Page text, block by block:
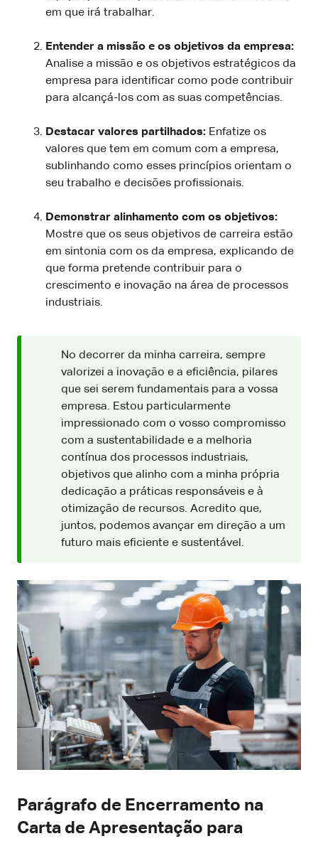
em que irá trabalhar.
Entender a missão e os objetivos da empresa:
Analise a missão e os objetivos estratégicos da
empresa para identificar como pode contribuir
para alcançá-los com as suas competências.
Destacar valores partilhados: Enfatize os
valores que tem em comum com a empresa,
sublinhando como esses princípios orientam o
seu trabalho e decisões profissionais.
Demonstrar alinhamento com os objetivos:
Mostre que os seus objetivos de carreira estão
em sintonia com os da empresa, explicando de
que forma pretende contribuir para o
crescimento e inovação na área de processos
industriais.
No decorrer da minha carreira, sempre
valorizei a inovação e a eficiência, pilares
que sei serem fundamentais para a vossa
empresa. Estou particularmente
impressionado com o vosso compromisso
com a sustentabilidade e a melhoria
contínua dos processos industriais,
objetivos que alinho com a minha própria
dedicação a práticas responsáveis e à
otimização de recursos. Acredito que,
juntos, podemos avançar em direção a um
futuro mais eficiente e sustentável.
Parágrafo de Encerramento na
Carta de Apresentação para